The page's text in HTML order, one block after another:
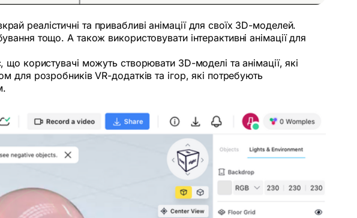
реалістичні та привабливі анімації для своїх 3D-моделей.
тощо. А також використовувати інтерактивні анімації для
користувачі можуть створювати 3D-моделі та анімації, які
для розробників VR-додатків та ігор, які потребують